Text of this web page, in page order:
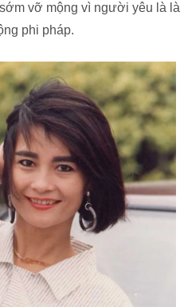
vỡ mộng vì người yêu là là
phi pháp.